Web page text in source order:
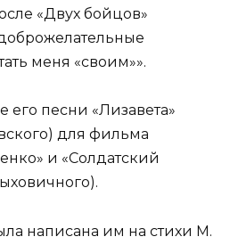
«Двух бойцов»
меня «своим»».
его песни «Лизавета»
для фильма
и «Солдатский
написана им на стихи М.